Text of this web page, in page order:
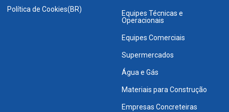
Política de Cookies(BR)
Equipes Técnicas e
Operacionais
Equipes Comerciais
Supermercados
Água e Gás
Materiais para Construção
Empresas Concreteiras